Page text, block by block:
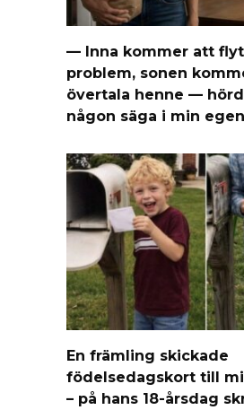
— Inna kommer att
problem, sonen
övertala henne —
någon säga i min
En främling skickade
födelsedagskort till
– på hans 18-årsdag